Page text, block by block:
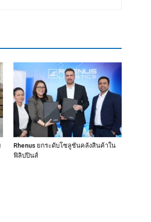
Rhenus ยกระดับโซลูชันคลังสินค้าใน
ฟิลิปปินส์